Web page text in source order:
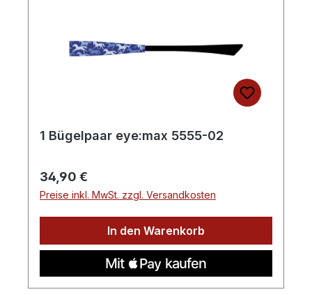
1 Bügelpaar eye:max 5555-02
Regulärer Preis:
34,90 €
Preise inkl. MwSt. zzgl. Versandkosten
In den Warenkorb